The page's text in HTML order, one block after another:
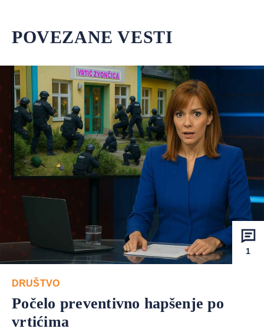
POVEZANE VESTI
1
DRUŠTVO
Počelo preventivno hapšenje po
vrtićima